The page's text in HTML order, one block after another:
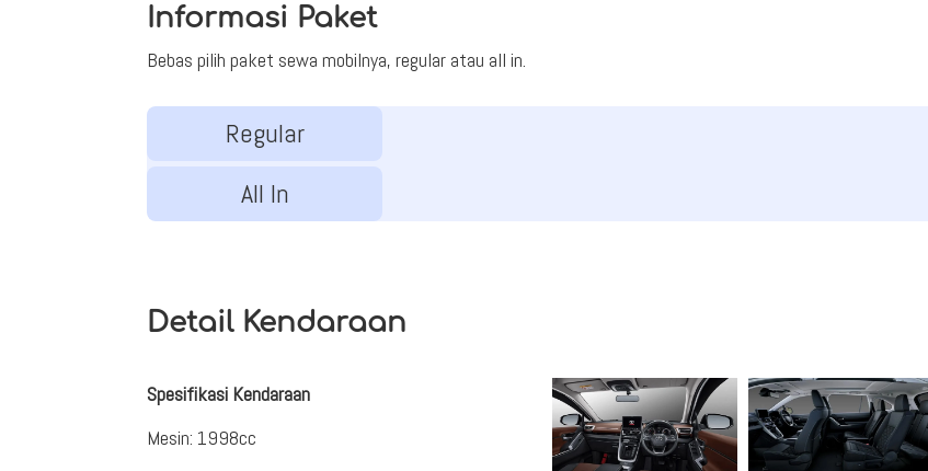
Informasi Paket
Bebas pilih paket sewa mobilnya, regular atau all in.
Regular
All In
Detail Kendaraan
Spesifikasi Kendaraan
Mesin: 1998cc